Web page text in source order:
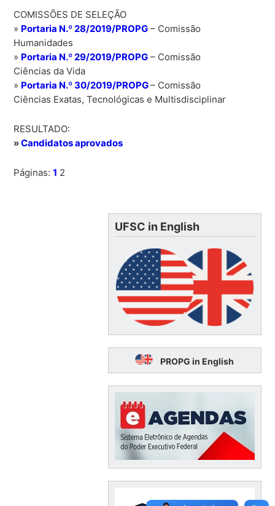
COMISSÕES DE SELEÇÃO
» Portaria N.º 28/2019/PROPG – Comissão
Humanidades
» Portaria N.º 29/2019/PROPG – Comissão
Ciências da Vida
» Portaria N.º 30/2019/PROPG– Comissão
Ciências Exatas, Tecnológicas e Multisdisciplinar
RESULTADO:
»Candidatos aprovados
Páginas:1 2
UFSC in English
PROPG in English